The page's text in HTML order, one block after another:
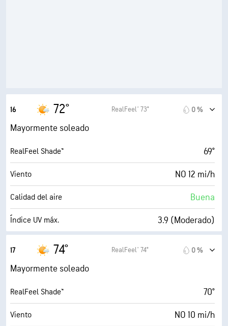
Techo de nubes 30000 ft
16 72° RealFeel® 73° 0 %
Mayormente soleado
RealFeel Shade™ 69°
Viento NO 12 mi/h
Calidad del aire Buena
Índice UV máx. 3.9 (Moderado)
Humedad
Punto de rocío 51° F
AccuLumen Brightness Index™ 9 (Muy luminoso)
17 74° RealFeel® 74° 0 %
Mayormente soleado
RealFeel Shade™ 70°
Viento NO 10 mi/h